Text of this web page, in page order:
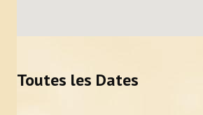
Toutes les Dates